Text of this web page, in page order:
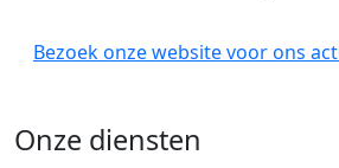
Bezoek onze website voor ons
Onze diensten